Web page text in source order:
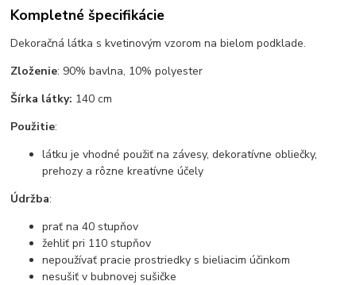
Kompletné špecifikácie
Dekoračná látka s kvetinovým vzorom na bielom podklade.
Zloženie: 90% bavlna, 10% polyester
Šírka látky: 140 cm
Použitie:
látku je vhodné použiť na závesy, dekoratívne obliečky,
prehozy a rôzne kreatívne účely
Údržba:
prať na 40 stupňov
žehliť pri 110 stupňov
nepoužívať pracie prostriedky s bieliacim účinkom
nesušiť v bubnovej sušičke